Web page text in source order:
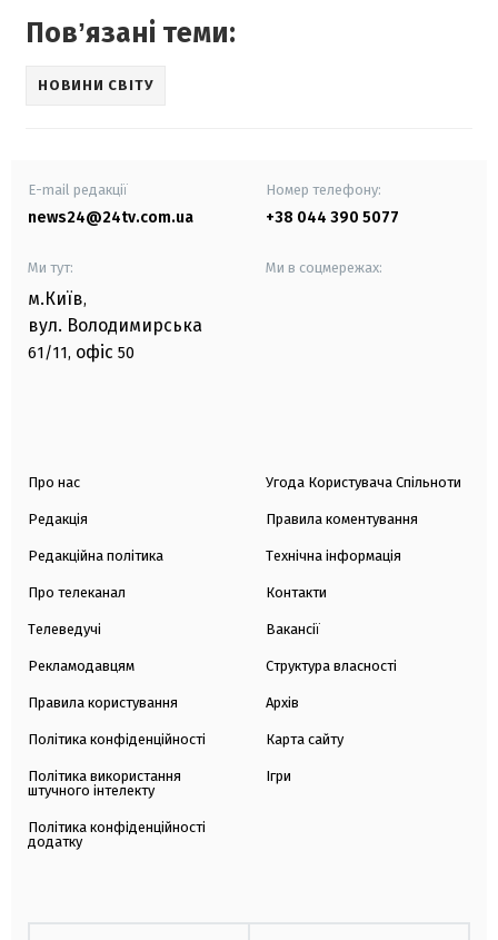
Повʼязані теми:
НОВИНИ СВІТУ
E-mail редакції
news24@24tv.com.ua
Номер телефону:
+38 044 390 5077
Ми тут:
м.Київ,
вул. Володимирська
61/11, офіс 50
Ми в соцмережах:
Про нас
Редакція
Редакційна політика
Про телеканал
Телеведучі
Рекламодавцям
Правила користування
Політика конфіденційності
Політика використання
штучного інтелекту
Політика конфіденційності
додатку
Угода Користувача Спільноти
Правила коментування
Технічна інформація
Контакти
Вакансії
Структура власності
Архів
Карта сайту
Ігри